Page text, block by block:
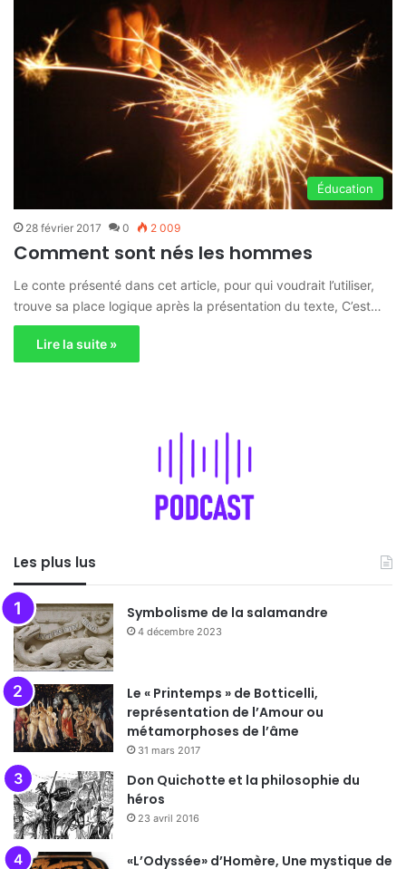
Éducation
28 février 2017 0 2 009
Comment sont nés les hommes
Le conte présenté dans cet article, pour qui voudrait l’utiliser,
trouve sa place logique après la présentation du texte, C’est…
Lire la suite »
Les plus lus
Symbolisme de la salamandre
4 décembre 2023
Le « Printemps » de Botticelli,
représentation de l’Amour ou
métamorphoses de l’âme
31 mars 2017
Don Quichotte et la philosophie du
héros
23 avril 2016
«L’Odyssée» d’Homère, Une mystique de